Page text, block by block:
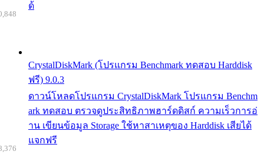
ด้
CrystalDiskMark (โปรแกรม Benchmark ทดสอบ Harddisk
ฟรี) 9.0.3
ดาวน์โหลดโปรแกรม CrystalDiskMark โปรแกรม Benchm
ark ทดสอบ ตรวจดูประสิทธิภาพฮาร์ดดิสก์ ความเร็วการอ่
าน เขียนข้อมูล Storage ใช้หาสาเหตุของ Harddisk เสียได้
แจกฟรี